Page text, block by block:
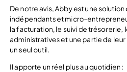
De notre avis, Abby est une
indépendants et micro-
la facturation, le suivi de trésorerie,
administratives et une partie de
un seul outil.
Il apporte un réel plus au quotidien :